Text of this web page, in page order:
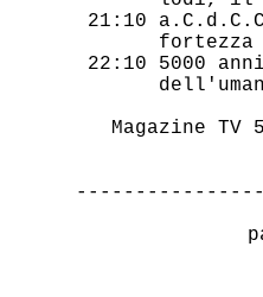
21:10
22:10 5000
Magazine TV